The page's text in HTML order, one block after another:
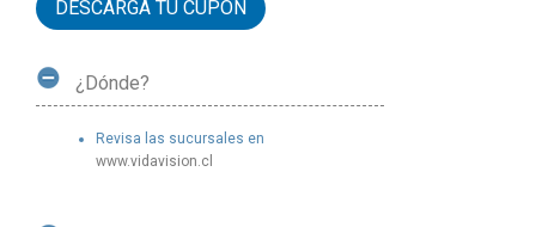
DESCARGA TU CUPÓN
¿Dónde?
Revisa las sucursales en
www.vidavision.cl